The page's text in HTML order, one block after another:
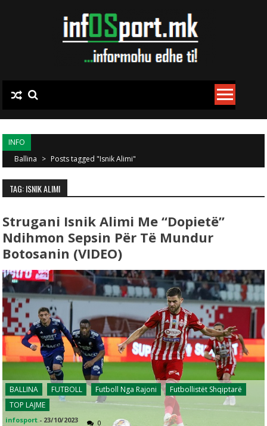
INFO
Ballina > Posts tagged "Isnik Alimi"
TAG: ISNIK ALIMI
Strugani Isnik Alimi Me “dopietë”
Ndihmon Sepsin Për Të Mundur
Botosanin (VIDEO)
BALLINA FUTBOLL Futboll Nga Rajoni
Futbollistët Shqiptarë
TOP LAJME
infosport - 23/10/2023 0